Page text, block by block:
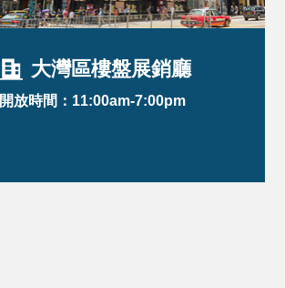
大灣區樓盤展銷廳
開放時間：11:00am-7:00pm